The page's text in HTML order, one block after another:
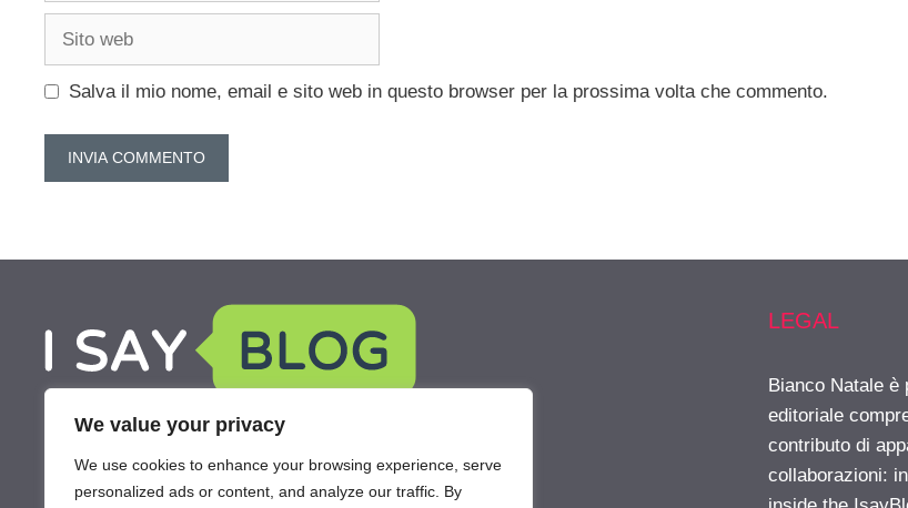
We value your privacy
We use cookies to enhance your browsing experience, serve
personalized ads or content, and analyze our traffic. By
Salva il mio nome, email e sito web in questo browser per la prossima volta che commento.
LEGAL
Bianco Natale è
editoriale
contributo di
collaborazioni: